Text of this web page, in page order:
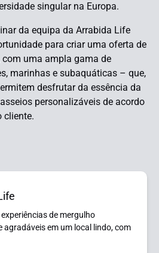
singular na Europa.
da equipa da Arrabida Life
para criar uma oferta de
uma ampla gama de
marinhas e subaquáticas – que,
desfrutar da essência da
personalizáveis de acordo
cliente.
de mergulho
agradáveis ​​em um local lindo, com